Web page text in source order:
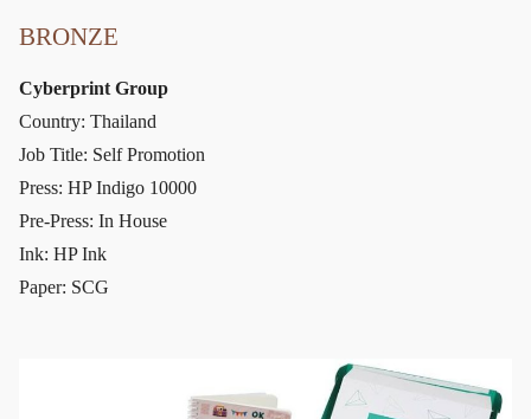
BRONZE
Cyberprint Group
Country: Thailand
Job Title: Self Promotion
Press: HP Indigo 10000
Pre-Press: In House
Ink: HP Ink
Paper: SCG